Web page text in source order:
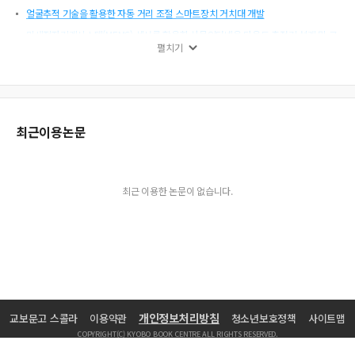
얼굴추적 기술을 활용한 자동 거리 조절 스마트장치 거치대 개발
미세전자기계시스템(MEMS) 센서를 활용한 사물인터넷용 다용도 측정기 설계 및 구
PET 수축라벨 절취선 구조 비교분석
e vaccine)의 접종효과에 대한 조사연구
펼치기
최근이용논문
최근 이용한 논문이 없습니다.
교보문고 스콜라 이용약관 개인정보처리방침 청소년보호정책 사이트맵
COPYRIGHT(C) KYOBO BOOK CENTRE ALL RIGHTS RESERVED.